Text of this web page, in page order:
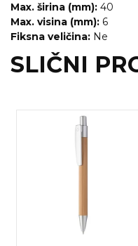
Max. širina (mm): 40
Max. visina (mm): 6
Fiksna veličina: Ne
SLIČNI